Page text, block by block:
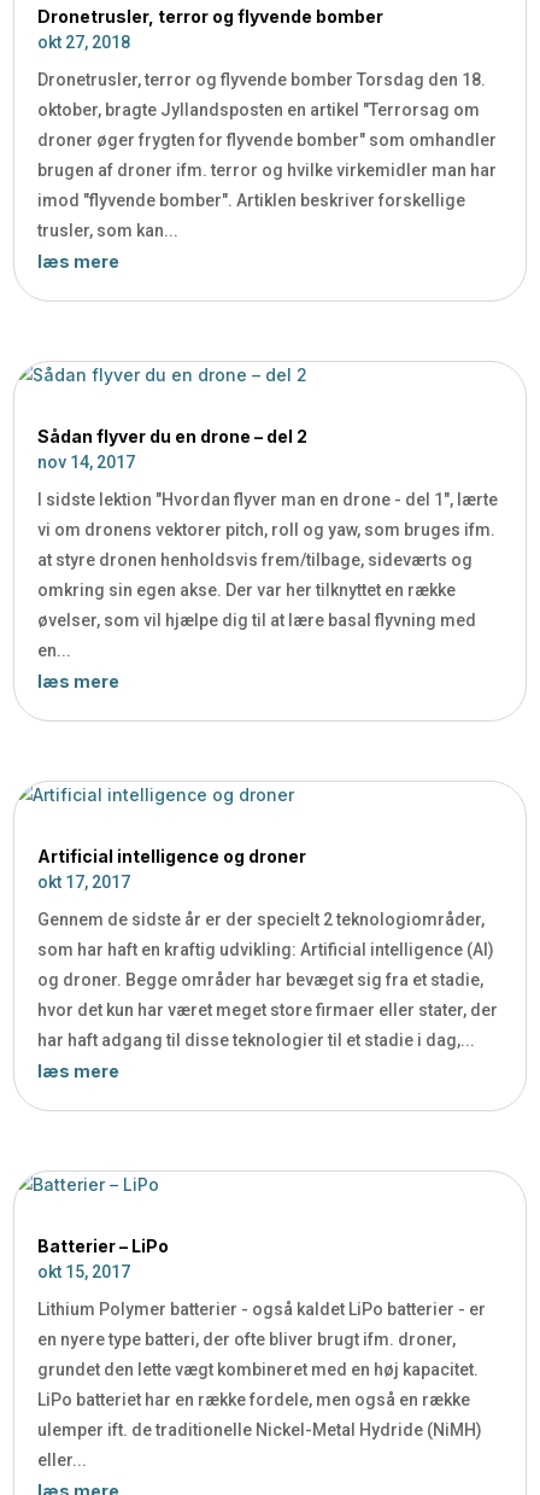
Dronetrusler, terror og flyvende bomber
okt 27, 2018
Dronetrusler, terror og flyvende bomber Torsdag den 18.
oktober, bragte Jyllandsposten en artikel "Terrorsag om
droner øger frygten for flyvende bomber" som omhandler
brugen af droner ifm. terror og hvilke virkemidler man har
imod "flyvende bomber". Artiklen beskriver forskellige
trusler, som kan...
læs mere
Sådan flyver du en drone – del 2
nov 14, 2017
I sidste lektion "Hvordan flyver man en drone - del 1", lærte
vi om dronens vektorer pitch, roll og yaw, som bruges ifm.
at styre dronen henholdsvis frem/tilbage, sideværts og
omkring sin egen akse. Der var her tilknyttet en række
øvelser, som vil hjælpe dig til at lære basal flyvning med
en...
læs mere
Artificial intelligence og droner
okt 17, 2017
Gennem de sidste år er der specielt 2 teknologiområder,
som har haft en kraftig udvikling: Artificial intelligence (AI)
og droner. Begge områder har bevæget sig fra et stadie,
hvor det kun har været meget store firmaer eller stater, der
har haft adgang til disse teknologier til et stadie i dag,...
læs mere
Batterier – LiPo
okt 15, 2017
Lithium Polymer batterier - også kaldet LiPo batterier - er
en nyere type batteri, der ofte bliver brugt ifm. droner,
grundet den lette vægt kombineret med en høj kapacitet.
LiPo batteriet har en række fordele, men også en række
ulemper ift. de traditionelle Nickel-Metal Hydride (NiMH)
eller...
læs mere